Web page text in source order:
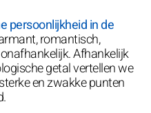
persoonlijkheid in de
romantisch,
Afhankelijk
getal vertellen we
en zwakke punten